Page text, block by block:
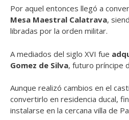
Por aquel entonces llegó a
Mesa Maestral Calatrava,
libradas por la orden militar.
A mediados del siglo XVI fue
Gomez de Silva, futuro príncipe
Aunque realizó cambios en el
convertirlo en residencia ducal,
instalarse en la cercana villa de